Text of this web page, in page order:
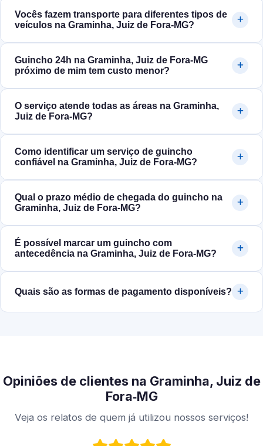
Vocês fazem transporte para diferentes tipos de
veículos na Graminha, Juiz de Fora‑MG?
Guincho 24h na Graminha, Juiz de Fora‑MG
próximo de mim tem custo menor?
O serviço atende todas as áreas na Graminha,
Juiz de Fora‑MG?
Como identificar um serviço de guincho
confiável na Graminha, Juiz de Fora‑MG?
Qual o prazo médio de chegada do guincho na
Graminha, Juiz de Fora‑MG?
É possível marcar um guincho com
antecedência na Graminha, Juiz de Fora‑MG?
Quais são as formas de pagamento disponíveis?
Opiniões de clientes na Graminha, Juiz de
Fora‑MG
Veja os relatos de quem já utilizou nossos serviços!